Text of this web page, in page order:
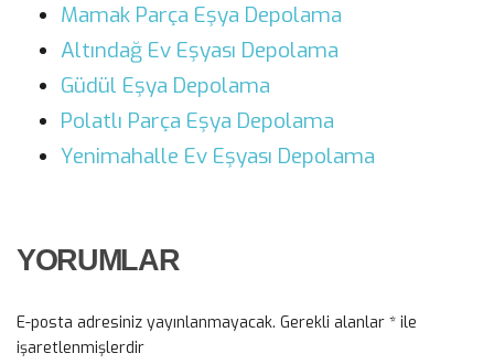
Mamak Parça Eşya Depolama
Altındağ Ev Eşyası Depolama
Güdül Eşya Depolama
Polatlı Parça Eşya Depolama
Yenimahalle Ev Eşyası Depolama
YORUMLAR
E-posta adresiniz yayınlanmayacak. Gerekli alanlar * ile
işaretlenmişlerdir